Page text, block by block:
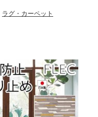
ラグ・カーペット